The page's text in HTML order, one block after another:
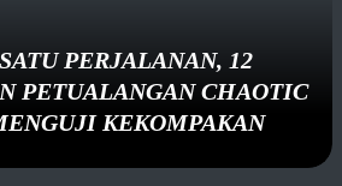
PERJALANAN, 12
PETUALANGAN CHAOTIC
KEKOMPAKAN